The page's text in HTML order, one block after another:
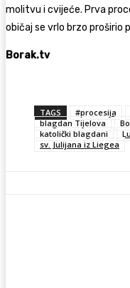
molitvu i cvijeće. Prva
običaj se vrlo brzo proširio
Borak.tv
TAGS #procesija
blagdan Tijelova
katolički blagdani
sv. Julijana iz Liegea